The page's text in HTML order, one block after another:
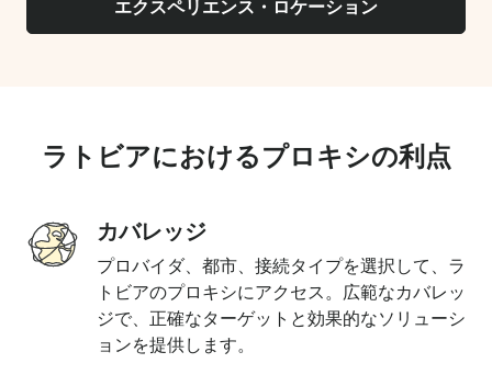
エクスペリエンス・ロケーション
ラトビアにおけるプロキシの利点
カバレッジ
プロバイダ、都市、接続タイプを選択して、ラ
トビアのプロキシにアクセス。広範なカバレッ
ジで、正確なターゲットと効果的なソリューシ
ョンを提供します。